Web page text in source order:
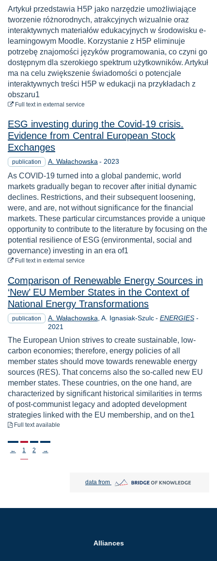
Artykuł przedstawia H5P jako narzędzie umożliwiające
tworzenie różnorodnych, atrakcyjnych wizualnie oraz
interaktywnych materiałów edukacyjnych w środowisku e-
learningowym Moodle. Korzystanie z H5P eliminuje
potrzebę znajomości języków programowania, co czyni go
dostępnym dla szerokiego spektrum użytkowników. Artykuł
ma na celu zwiększenie świadomości o potencjale
interaktywnych treści H5P w edukacji na przykładach z
obszaru1
Full text to download
in external service
ESG investing during the Covid-19 crisis.
Evidence from Central European Stock
Exchanges
publication A. Wałachowska - Year
2023
As COVID-19 turned into a global pandemic, world
markets gradually began to recover after initial dynamic
declines. Restrictions, and their subsequent loosening,
were, and are, not without significance for the financial
markets. These particular circumstances provide a unique
opportunity to contribute to the literature by focusing on the
potential resilience of ESG (environmental, social and
governance) investing in an era of1
Full textto download
in external service
Comparison of Renewable Energy Sources in
‘New’ EU Member States in the Context of
National Energy Transformations
publication A. Wałachowska A. Ignasiak-Szulc - ENERGIES-Year
2021
The European Union strives to create sustainable, low-
carbon economies; therefore, energy policies of all
member states should move towards renewable energy
sources (RES). That concerns also the so-called new EU
member states. These countries, on the one hand, are
characterized by significant historical similarities in terms
of post-communist legacy and adopted development
strategies linked with the EU membership, and on the1
Full text available
Stronicowanie
← 1 2 →
data from Bridge of Knowledge open in new tab
Alliances